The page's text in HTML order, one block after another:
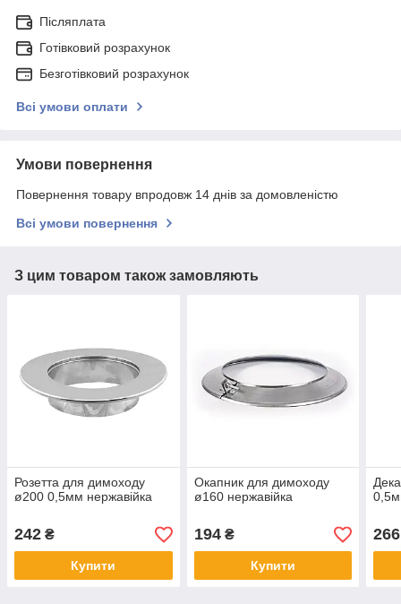
Післяплата
Готівковий розрахунок
Безготівковий розрахунок
Всі умови оплати
Умови повернення
Повернення товару впродовж 14 днів за домовленістю
Всі умови повернення
З цим товаром також замовляють
Розетта для димоходу
ø200 0,5мм нержавійка
242 ₴
Купити
Окапник для димоходу
ø160 нержавійка
194₴
Купити
266